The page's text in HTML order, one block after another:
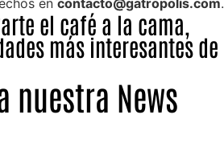
en contacto@gatropolis.com.
el café a la cama,
más interesantes de
nuestra News